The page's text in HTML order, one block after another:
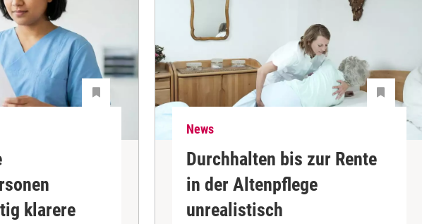
klarere
News
Durchhalten bis zur Rente
in der Altenpflege
unrealistisch